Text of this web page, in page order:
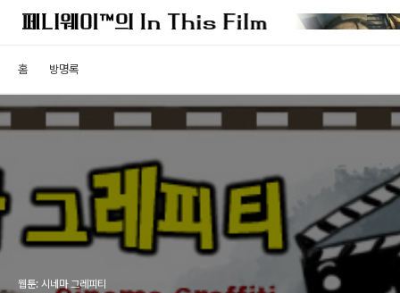
홈 방명록
웹툰: 시네마 그레피티